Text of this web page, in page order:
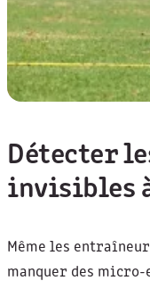
Détecter
invisibles
Même les
manquer des micro-